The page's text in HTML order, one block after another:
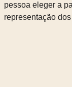
pessoa eleger a
representação